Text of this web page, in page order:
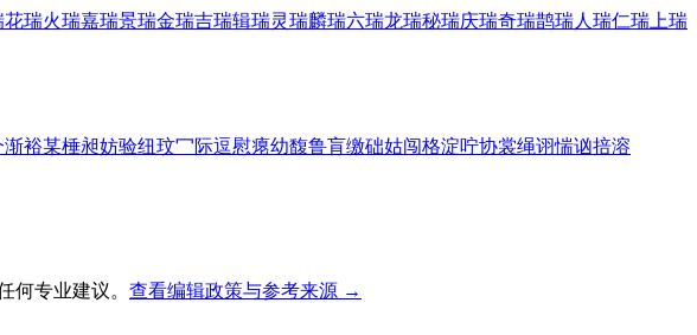
花瑞火瑞嘉瑞景瑞金瑞吉瑞辑瑞灵瑞麟瑞六瑞龙瑞秘瑞庆瑞奇瑞鹊瑞人瑞仁瑞 上瑞
渐裕某棰昶妨验纽玟冖际逗慰瘪幼馥鲁肓缴础姑闯格淀咛协裳绳诩惴讻掊溶
何专业建议。 查看编辑政策与参考来源 →